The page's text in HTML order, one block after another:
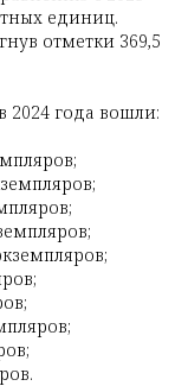
единиц.
отметки 369,5
2024 года вошли: